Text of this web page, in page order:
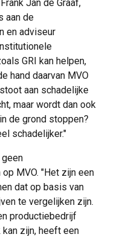
Jan de Graaf,
aan de
en adviseur
GRI kan helpen,
hand daarvan MVO
aan schadelijke
maar wordt dan ook
de grond stoppen?
schadelijker."
geen
MVO. "Het zijn een
dat op basis van
te vergelijken zijn.
productiebedrijf
zijn, heeft een